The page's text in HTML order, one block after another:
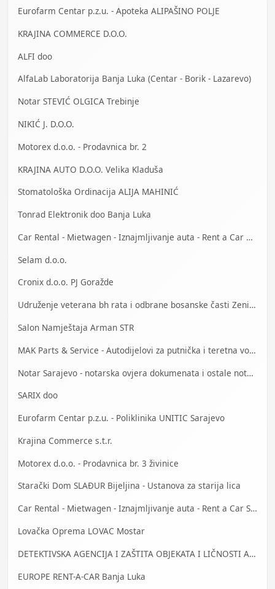
Eurofarm Centar p.z.u. - Apoteka ALIPAŠINO POLJE
KRAJINA COMMERCE D.O.O.
ALFI doo
AlfaLab Laboratorija Banja Luka (Centar - Borik - Lazarevo)
Notar STEVIĆ OLGICA Trebinje
NIKIĆ J. D.O.O.
Motorex d.o.o. - Prodavnica br. 2
KRAJINA AUTO D.O.O. Velika Kladuša
Stomatološka Ordinacija ALIJA MAHINIĆ
Tonrad Elektronik doo Banja Luka
Car Rental - Mietwagen - Iznajmljivanje auta - Rent a Car Banja Luka
Selam d.o.o.
Cronix d.o.o. PJ Goražde
Udruženje veterana bh rata i odbrane bosanske časti Zenica
Salon Namještaja Arman STR
MAK Parts & Service - Autodijelovi za putnička i teretna vozila Gračanica
Notar Sarajevo - notarska ovjera dokumenata i ostale notarske usluge
SARIX doo
Eurofarm Centar p.z.u. - Poliklinika UNITIC Sarajevo
Krajina Commerce s.t.r.
Motorex d.o.o. - Prodavnica br. 3 živinice
Starački Dom SLAĐUR Bijeljina - Ustanova za starija lica
Car Rental - Mietwagen - Iznajmljivanje auta - Rent a Car Sarajevo
Lovačka Oprema LOVAC Mostar
DETEKTIVSKA AGENCIJA I ZAŠTITA OBJEKATA I LIČNOSTI ALFA DM Travnik
EUROPE RENT-A-CAR Banja Luka